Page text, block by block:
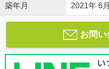
築年月 2021年 6
お問い